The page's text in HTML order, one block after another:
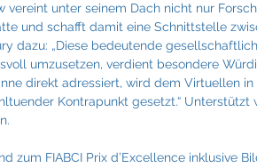
unter seinem Dach nicht nur
und schafft damit eine Schnittstelle
dazu: „Diese bedeutende
umzusetzen, verdient besondere
direkt adressiert, wird dem Virtuellen
Kontrapunkt gesetzt.“ Unterstützt
zum FIABCI Prix d’Excellence inklusive